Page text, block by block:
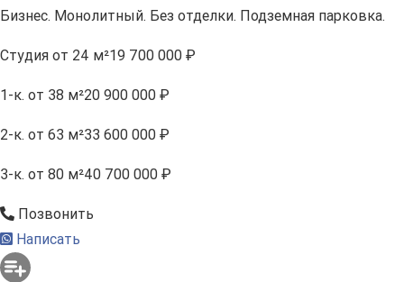
Бизнес. Монолитный. Без отделки. Подземная парковка.
Студия от 24 м²19 700 000 ₽
1-к. от 38 м²20 900 000 ₽
2-к. от 63 м²33 600 000 ₽
3-к. от 80 м²40 700 000 ₽
Позвонить
Написать